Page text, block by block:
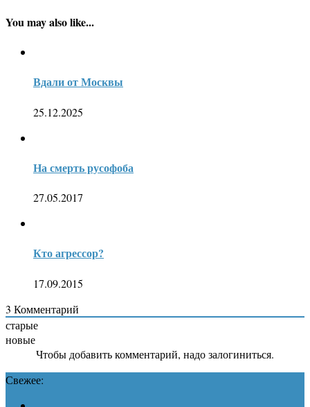
You may also like...
Вдали от Москвы
25.12.2025
На смерть русофоба
27.05.2017
Кто агрессор?
17.09.2015
3 Комментарий
старые
новые
Чтобы добавить комментарий, надо залогиниться.
Свежее: